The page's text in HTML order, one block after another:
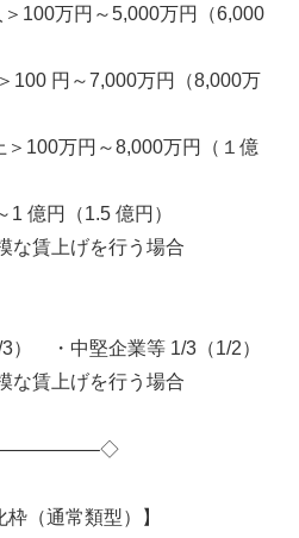
万円～5,000万円（6,000
円～7,000万円（8,000万
100万円～8,000万円（１億
億円（1.5 億円）
賃上げを行う場合
） ・中堅企業等 1/3（1/2）
賃上げを行う場合
（通常類型）】